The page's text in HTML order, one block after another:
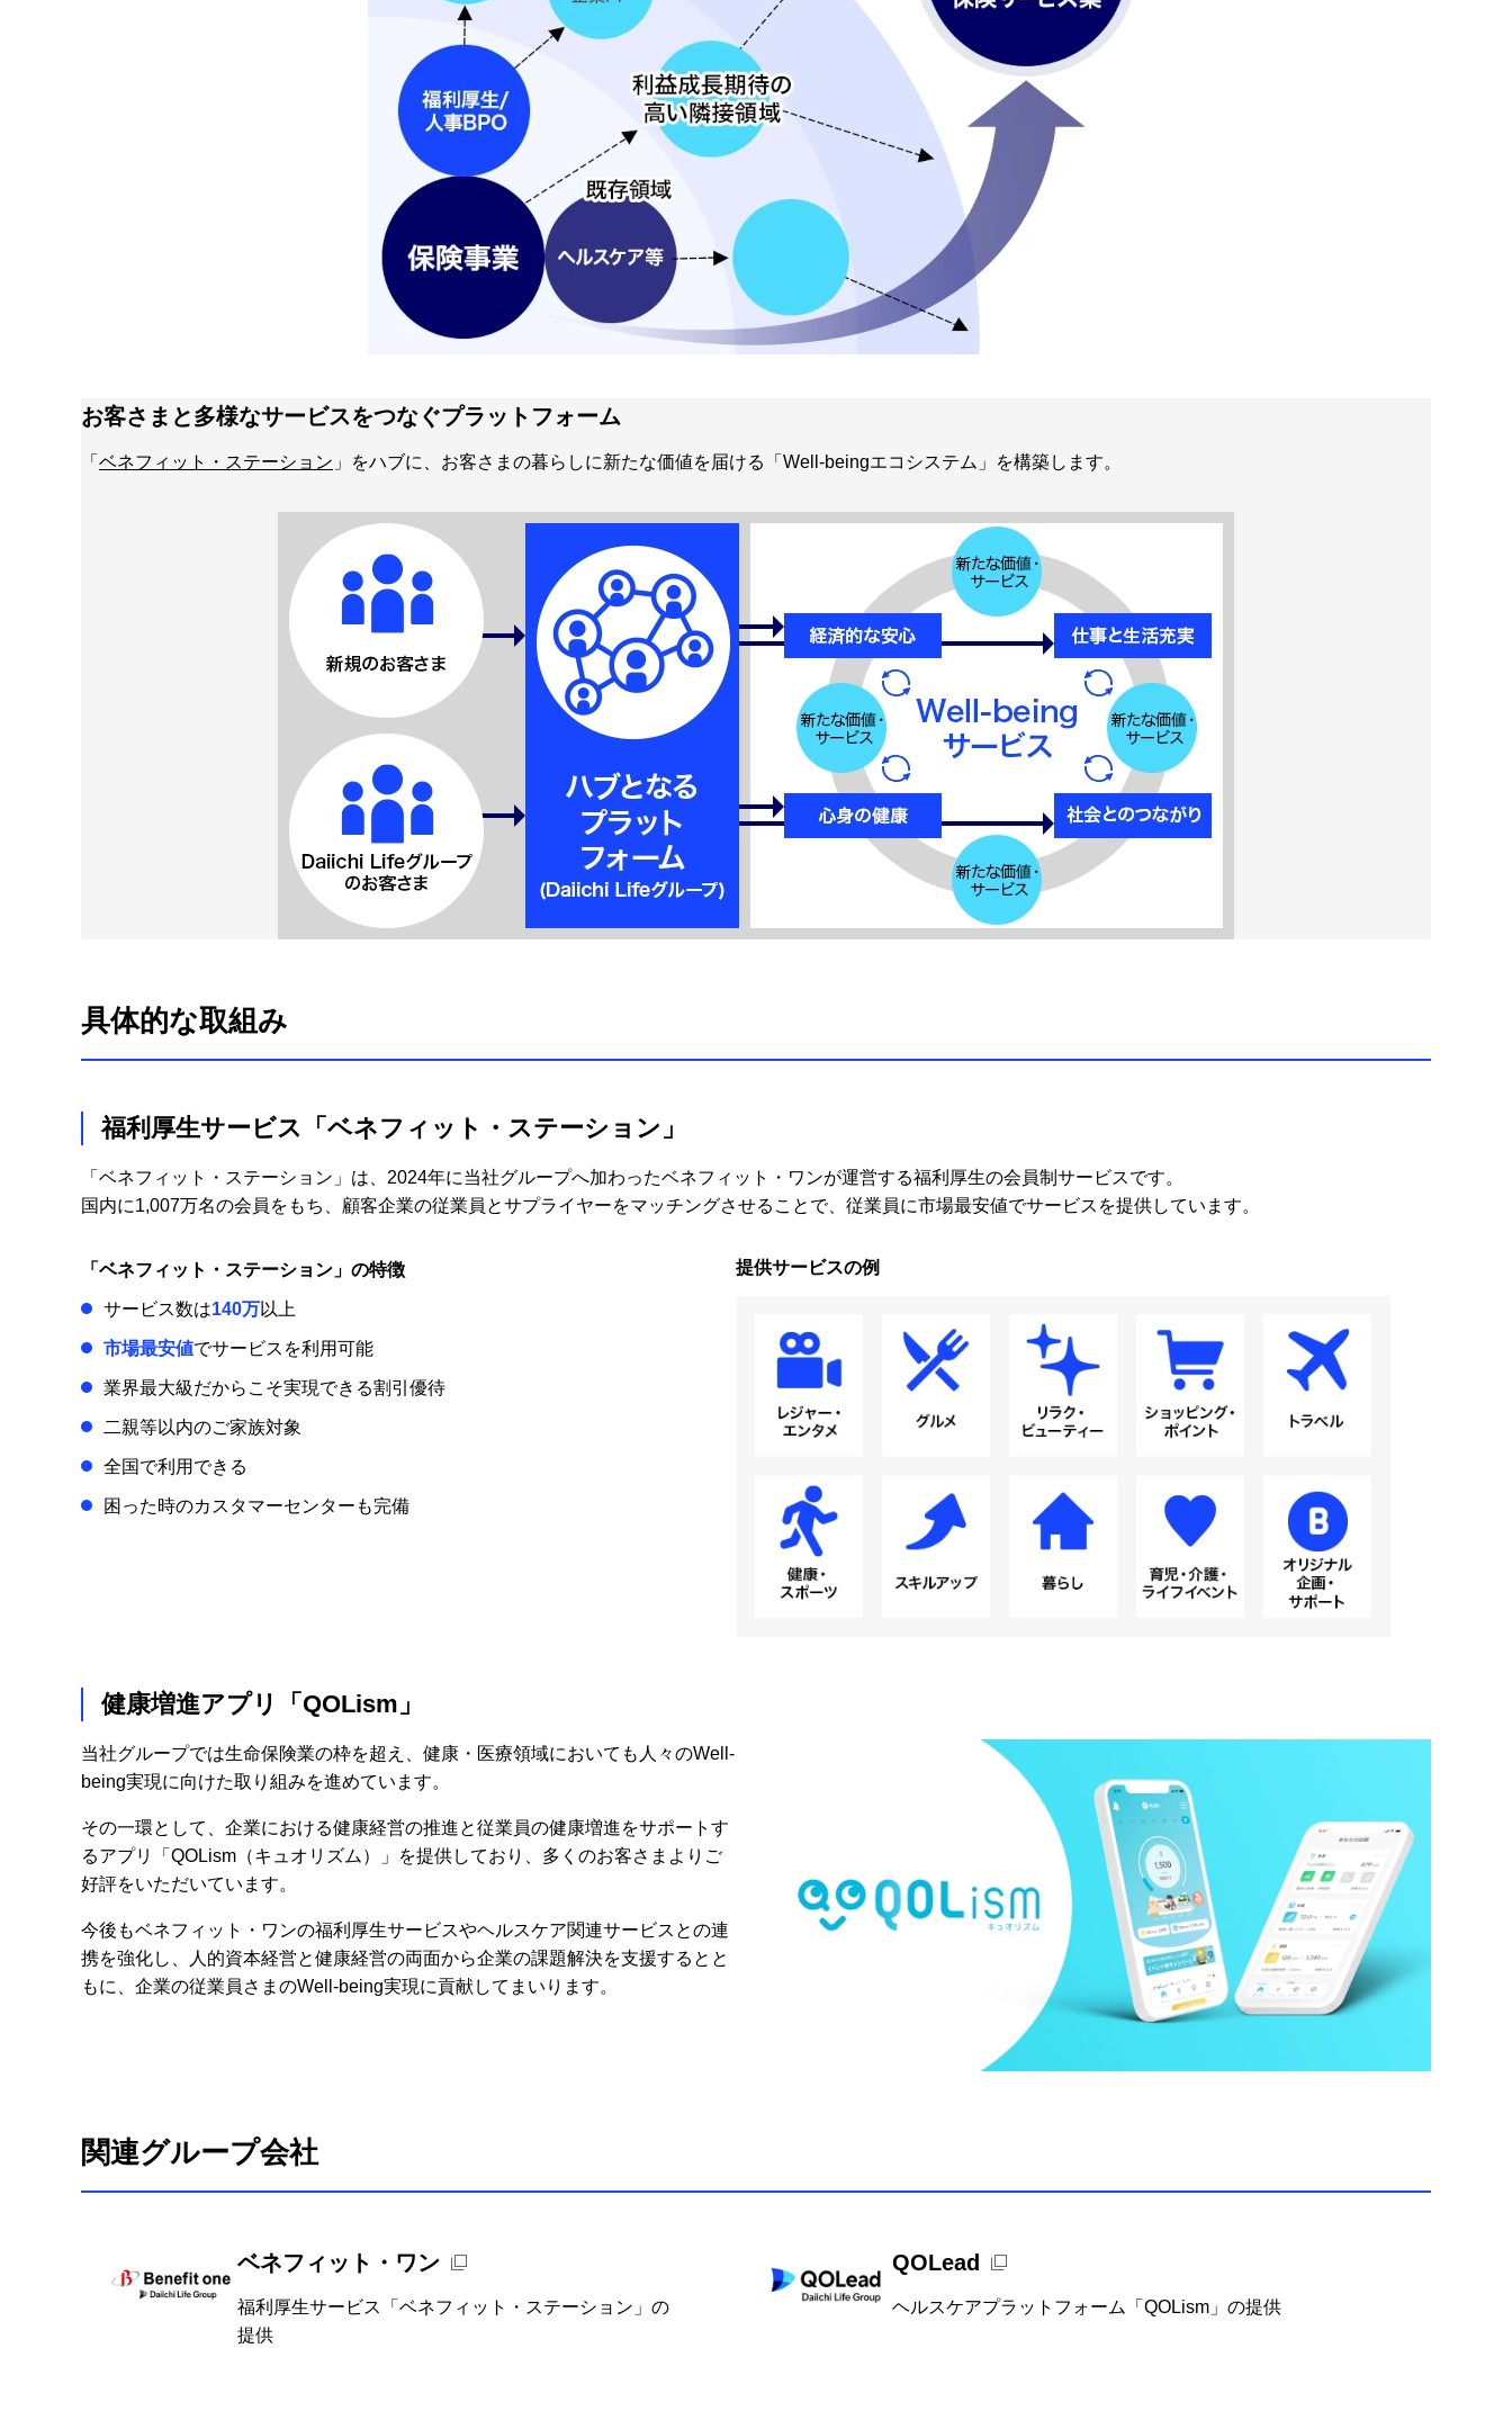
お客さまと多様なサービスをつなぐプラットフォーム
「 ベネフィット・ステーション 」をハブに、お客さまの暮らしに新たな価値を届ける「Well-beingエコシステム」を構築します。
具体的な取組み
福利厚生サービス「ベネフィット・ステーション」
「ベネフィット・ステーション」は、2024年に当社グループへ加わったベネフィット・ワンが運営する福利厚生の会員制サービスです。
国内に1,007万名の会員をもち、顧客企業の従業員とサプライヤーをマッチングさせることで、従業員に市場最安値でサービスを提供しています。
「ベネフィット・ステーション」の特徴
サービス数は140万以上
市場最安値でサービスを利用可能
業界最大級だからこそ実現できる割引優待
二親等以内のご家族対象
全国で利用できる
困った時のカスタマーセンターも完備
提供サービスの例
健康増進アプリ「QOLism」
当社グループでは生命保険業の枠を超え、健康・医療領域においても人々のWell-
being実現に向けた取り組みを進めています。
その一環として、企業における健康経営の推進と従業員の健康増進をサポートす
るアプリ「QOLism（キュオリズム）」を提供しており、多くのお客さまよりご
好評をいただいています。
今後もベネフィット・ワンの福利厚生サービスやヘルスケア関連サービスとの連
携を強化し、人的資本経営と健康経営の両面から企業の課題解決を支援するとと
もに、企業の従業員さまのWell-being実現に貢献してまいります。
関連グループ会社
ベネフィット・ワン
福利厚生サービス「ベネフィット・ステーション」の
提供
新規ウィンドウを開きます QOLead
ヘルスケアプラットフォーム「QOLism」の提供
新規ウィンドウを開きます